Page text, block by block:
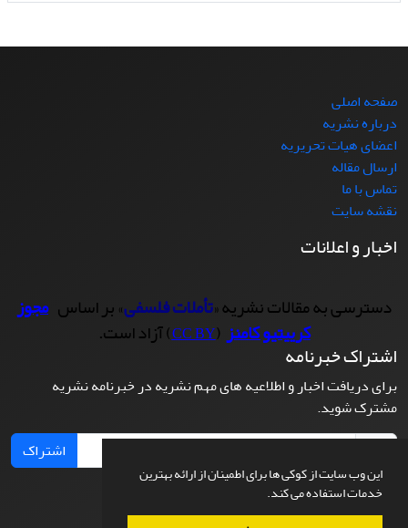
این وب سایت از کوکی ها برای اطمینان از ارائه بهترین
خدمات استفاده می کند.
صفحه اصلی
درباره نشریه
اعضای هیات تحریریه
ارسال مقاله
تماس با ما
نقشه سایت
اخبار و اعلانات
دسترسی به مقالات نشریه «تأملات فلسفی» بر اساس مجوز
کرییتیو کامنز(
CC BY) آزاد است.
اشتراک خبرنامه
برای دریافت اخبار و اطلاعیه های مهم نشریه در خبرنامه نشریه
مشترک شوید.
اشتراک